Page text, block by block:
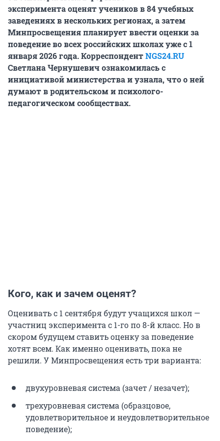
эксперимента оценят учеников в 84 учебных
заведениях в нескольких регионах, а затем
Минпросвещения планирует ввести оценки за
поведение во всех российских школах уже с 1
января 2026 года. КорреспондентNGS24.RU
Светлана Чернушевич ознакомилась с
инициативой министерства и узнала, что о ней
думают в родительском и психолого-
педагогическом сообществах.
Кого, как и зачем оценят?
Оценивать с 1 сентября будут учащихся школ —
участниц экспериментас 1-го по 8-й класс. Но в
скором будущем ставить оценку за поведение
хотят всем. Как именно оценивать, пока не
решили. У Минпросвещения есть три варианта:
двухуровневая система (зачет / незачет);
трехуровневая система (образцовое,
удовлетворительное и неудовлетворительное
поведение);